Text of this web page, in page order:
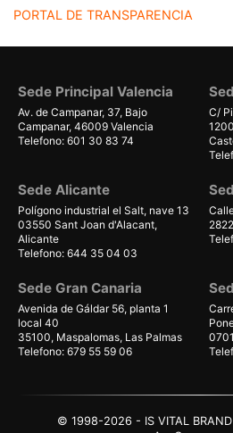
PORTAL DE TRANSPARENCIA
Sede Principal Valencia
Av. de Campanar, 37, Bajo
Campanar, 46009 Valencia
Telefono: 601 30 83 74
C/
Sede Alicante
Polígono industrial el Salt, nave 13
03550 Sant Joan d'Alacant,
Alicante
Telefono: 644 35 04 03
Sede Gran Canaria
Avenida de Gáldar 56, planta 1
local 40
35100, Maspalomas, Las Palmas
Telefono: 679 55 59 06
© 1998-2026 - IS VITAL